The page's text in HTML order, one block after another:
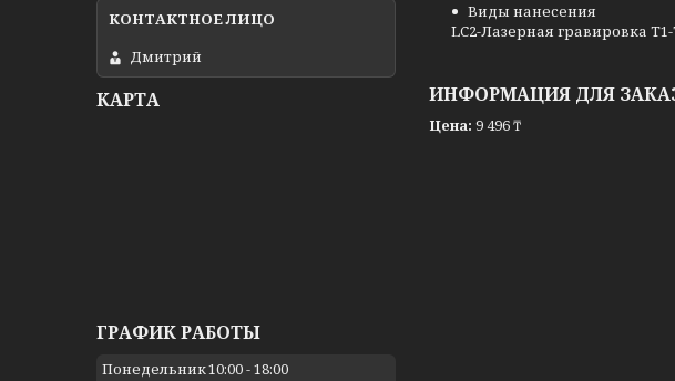
Виды нанесения
LC2-Лазерная гравировка
ИНФОРМАЦИЯ ДЛЯ
Цена: 9 496 ₸
Дмитрий
КАРТА
ГРАФИК РАБОТЫ
Понедельник10:00 18:00